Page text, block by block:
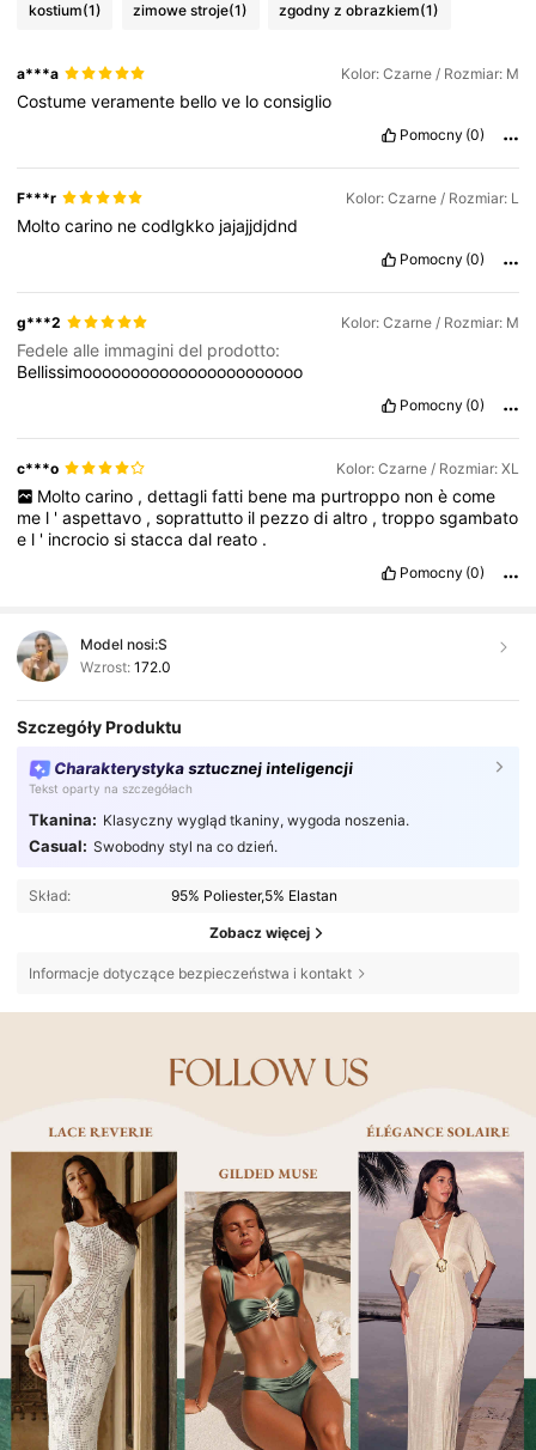
kostium(1) zimowe stroje(1) zgodny z obrazkiem(1)
a***a Kolor: Czarne / Rozmiar: M
Costumeveramente bellove loconsiglio
Pomocny (0)
F***r Kolor: Czarne / Rozmiar: L
Moltocarino necodlgkko jajajjdjdnd
Pomocny (0)
g***2 Kolor: Czarne / Rozmiar: M
Fedele alle immagini del prodotto:
Bellissimooooooooooooooooooooooo
Pomocny (0)
c***o Kolor: Czarne / Rozmiar: XL
Molto carino , dettagli fatti bene ma purtroppo non è come
me l 'aspettavo ,soprattutto il pezzodialtro ,tropposgambato
e l ' incrociosistaccadal reato .
Pomocny (0)
Model nosi:S
Wzrost: 172.0
Szczegóły Produktu
Charakterystyka sztucznej inteligencji
Tekst oparty na szczegółach
Tkanina: Klasyczny wygląd tkaniny, wygoda noszenia.
Casual: Swobodny styl na co dzień.
Skład: 95% Poliester,5% Elastan
Zobacz więcej
Informacje dotyczące bezpieczeństwa i kontakt